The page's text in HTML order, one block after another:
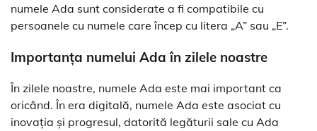
numele Ada sunt considerate a fi compatibile cu
persoanele cu numele care încep cu litera „A” sau „E”.
Importanța numelui Ada în zilele noastre
În zilele noastre, numele Ada este mai important ca
oricând. În era digitală, numele Ada este asociat cu
inovația și progresul, datorită legăturii sale cu Ada